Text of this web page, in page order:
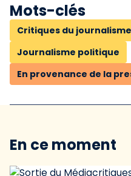
Mots-clés
Critiques du journalisme
Journalisme politique
En provenance de la
En ce moment